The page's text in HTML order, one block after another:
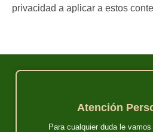
privacidad a aplicar a estos
Atención
Para cualquier duda le